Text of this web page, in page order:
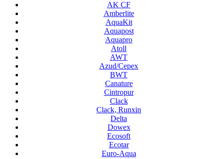
AK CF
Amberlite
AquaKit
Aquapost
Aquapro
Atoll
AWT
Azud/Cepex
BWT
Canature
Cintropur
Clack
Clack, Runxin
Delta
Dowex
Ecosoft
Ecotar
Euro-Aqua